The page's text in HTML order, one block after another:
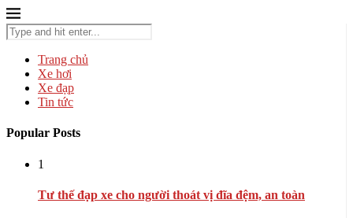
Trang chủ
Xe hơi
Xe đạp
Tin tức
Popular Posts
1
Tư thế đạp xe cho người thoát vị đĩa đệm, an toàn